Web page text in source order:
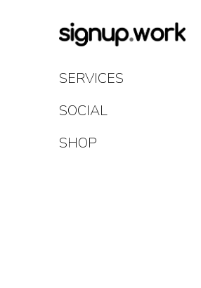
Content
SERVICES
SOCIAL
SHOP